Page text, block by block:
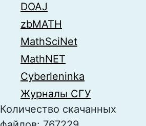
DOAJ
zbMATH
MathSciNet
MathNET
Cyberleninka
Журналы СГУ
Количество скачанных